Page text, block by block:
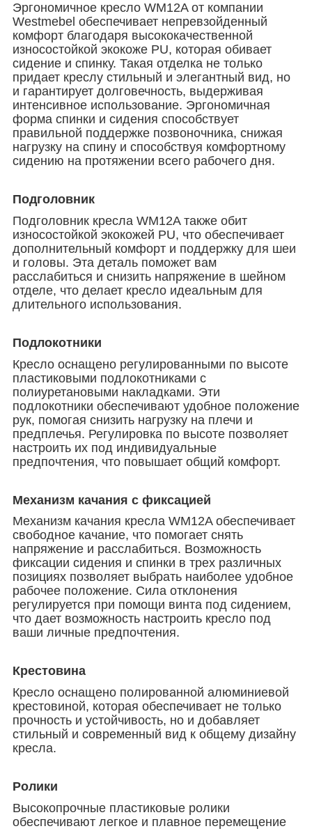
Эргономичное кресло WM12A от компании
Westmebel обеспечивает непревзойденный
комфорт благодаря высококачественной
износостойкой экокоже PU, которая обивает
сидение и спинку. Такая отделка не только
придает креслу стильный и элегантный вид, но
и гарантирует долговечность, выдерживая
интенсивное использование. Эргономичная
форма спинки и сидения способствует
правильной поддержке позвоночника, снижая
нагрузку на спину и способствуя комфортному
сидению на протяжении всего рабочего дня.
Подголовник
Подголовник кресла WM12A также обит
износостойкой экокожей PU, что обеспечивает
дополнительный комфорт и поддержку для шеи
и головы. Эта деталь поможет вам
расслабиться и снизить напряжение в шейном
отделе, что делает кресло идеальным для
длительного использования.
Подлокотники
Кресло оснащено регулированными по высоте
пластиковыми подлокотниками с
полиуретановыми накладками. Эти
подлокотники обеспечивают удобное положение
рук, помогая снизить нагрузку на плечи и
предплечья. Регулировка по высоте позволяет
настроить их под индивидуальные
предпочтения, что повышает общий комфорт.
Механизм качания с фиксацией
Механизм качания кресла WM12A обеспечивает
свободное качание, что помогает снять
напряжение и расслабиться. Возможность
фиксации сидения и спинки в трех различных
позициях позволяет выбрать наиболее удобное
рабочее положение. Сила отклонения
регулируется при помощи винта под сидением,
что дает возможность настроить кресло под
ваши личные предпочтения.
Крестовина
Кресло оснащено полированной алюминиевой
крестовиной, которая обеспечивает не только
прочность и устойчивость, но и добавляет
стильный и современный вид к общему дизайну
кресла.
Ролики
Высокопрочные пластиковые ролики
обеспечивают легкое и плавное перемещение